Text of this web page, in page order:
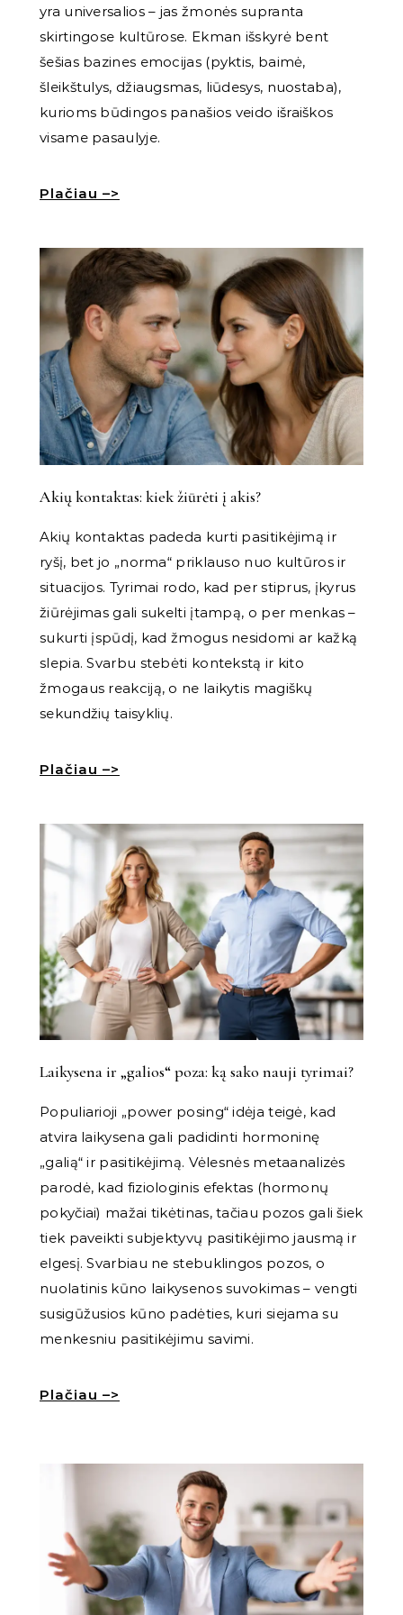
yra universalios – jas žmonės supranta
skirtingose kultūrose. Ekman išskyrė bent
šešias bazines emocijas (pyktis, baimė,
šleikštulys, džiaugsmas, liūdesys, nuostaba),
kurioms būdingos panašios veido išraiškos
visame pasaulyje.
Plačiau –>
Akių kontaktas: kiek žiūrėti į akis?
Akių kontaktas padeda kurti pasitikėjimą ir
ryšį, bet jo „norma“ priklauso nuo kultūros ir
situacijos. Tyrimai rodo, kad per stiprus, įkyrus
žiūrėjimas gali sukelti įtampą, o per menkas –
sukurti įspūdį, kad žmogus nesidomi ar kažką
slepia. Svarbu stebėti kontekstą ir kito
žmogaus reakciją, o ne laikytis magiškų
sekundžių taisyklių.
Plačiau –>
Laikysena ir „galios“ poza: ką sako nauji tyrimai?
Populiarioji „power posing“ idėja teigė, kad
atvira laikysena gali padidinti hormoninę
„galią“ ir pasitikėjimą. Vėlesnės metaanalizės
parodė, kad fiziologinis efektas (hormonų
pokyčiai) mažai tikėtinas, tačiau pozos gali šiek
tiek paveikti subjektyvų pasitikėjimo jausmą ir
elgesį. Svarbiau ne stebuklingos pozos, o
nuolatinis kūno laikysenos suvokimas – vengti
susigūžusios kūno padėties, kuri siejama su
menkesniu pasitikėjimu savimi.
Plačiau –>